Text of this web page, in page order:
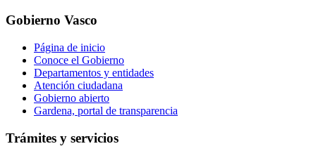
Gobierno Vasco
Página de inicio
Conoce el Gobierno
Departamentos y entidades
Atención ciudadana
Gobierno abierto
Gardena, portal de transparencia
Trámites y servicios